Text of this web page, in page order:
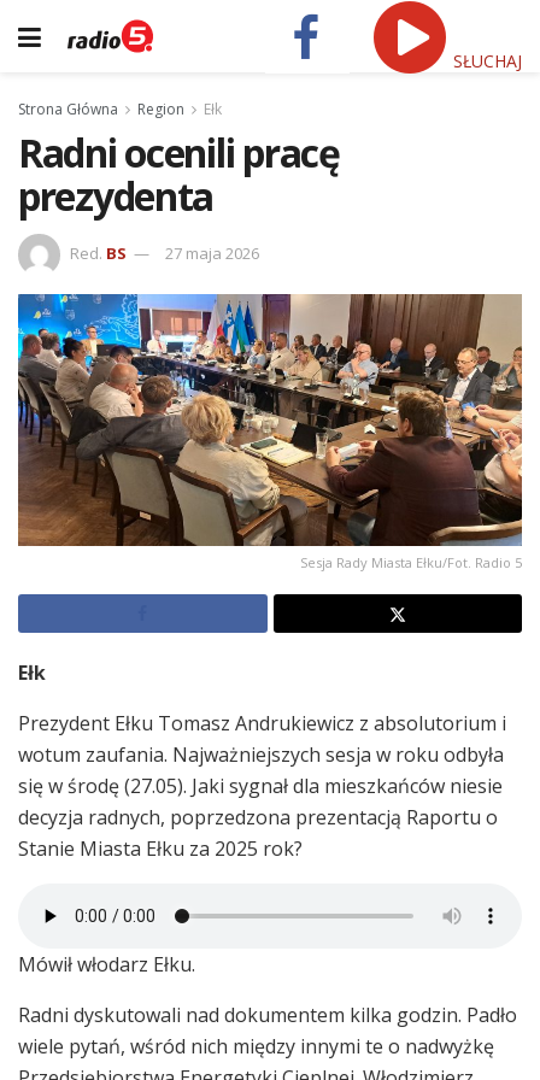
SŁUCHAJ
Strona Główna Region Ełk
Radni ocenili pracę
prezydenta
Red. BS 27 maja 2026
Sesja Rady Miasta Ełku/Fot. Radio 5
Ełk
Prezydent Ełku Tomasz Andrukiewicz z absolutorium i
wotum zaufania. Najważniejszych sesja w roku odbyła
się w środę (27.05). Jaki sygnał dla mieszkańców niesie
decyzja radnych, poprzedzona prezentacją Raportu o
Stanie Miasta Ełku za 2025 rok?
Mówił włodarz Ełku.
Radni dyskutowali nad dokumentem kilka godzin. Padło
wiele pytań, wśród nich między innymi te o nadwyżkę